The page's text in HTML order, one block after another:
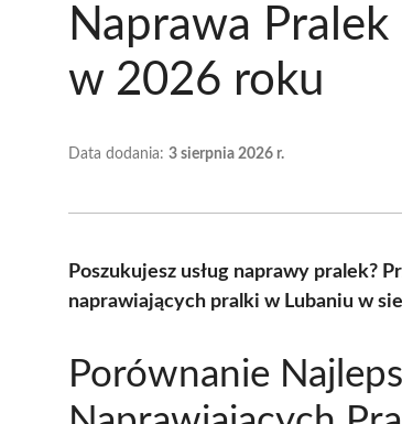
Naprawa
w 2026 roku
Data dodania: 3 sierpnia 2026 r.
Poszukujesz usług naprawy pralek?
naprawiających pralki w Lubaniu w
Porównanie